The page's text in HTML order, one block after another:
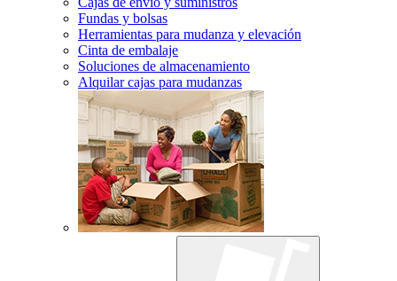
Fundas y bolsas
Herramientas para mudanza y elevación
Cinta de embalaje
Soluciones de almacenamiento
Alquilar cajas para mudanzas